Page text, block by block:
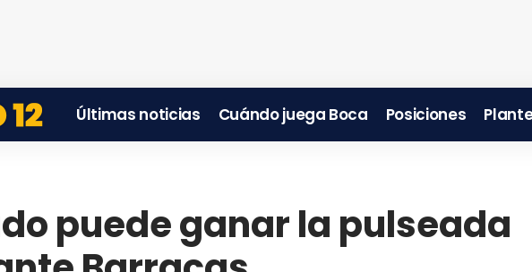
Últimas noticias Cuándo juega Boca Posiciones
puede ganar la pulseada